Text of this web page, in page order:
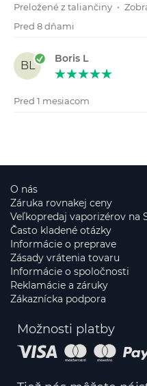
Preložené z taliančiny •
Pred 8 dňami
BL
Boris L
Pred 1 mesiacom
O nás
Záruka rovnakej ceny
Veľkopredaj vaporizérov na
Často kladené otázky
Informácie o preprave
Zásady vrátenia tovaru
Informácie o spoločnosti
Reklamácie a záruky
Zákaznícka podpora
Možnosti platby